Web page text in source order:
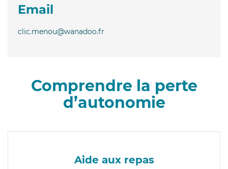
Email
clic.menou@wanadoo.fr
Comprendre la perte
d’autonomie
Aide aux repas